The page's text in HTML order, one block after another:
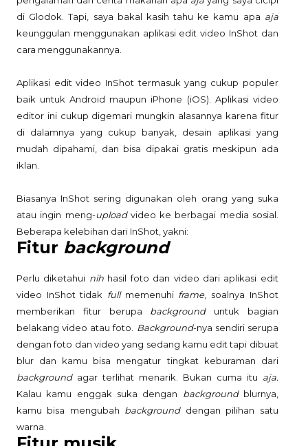
di Glodok. Tapi, saya bakal kasih tahu ke kamu apa aja
keunggulan menggunakan aplikasi edit video InShot dan
cara menggunakannya.
Aplikasi edit video InShot termasuk yang cukup populer
baik untuk Android maupun iPhone (iOS). Aplikasi video
editor ini cukup digemari mungkin alasannya karena fitur
di dalamnya yang cukup banyak, desain aplikasi yang
mudah dipahami, dan bisa dipakai gratis meskipun ada
iklan.
Biasanya InShot sering digunakan oleh orang yang suka
atau ingin meng-uploadvideo ke berbagai media sosial.
Beberapa kelebihan dari InShot, yakni:
Fitur background
Perlu diketahui nih hasil foto dan video dari aplikasi edit
video InShot tidak fullmemenuhi frame, soalnya InShot
memberikan fitur berupa background untuk bagian
belakang video atau foto. Background-nya sendiri serupa
dengan foto dan video yang sedang kamu edit tapi dibuat
blur dan kamu bisa mengatur tingkat keburaman dari
background agar terlihat menarik. Bukan cuma itu aja.
Kalau kamu enggak suka dengan background blurnya,
kamu bisa mengubah backgrounddengan pilihan satu
warna.